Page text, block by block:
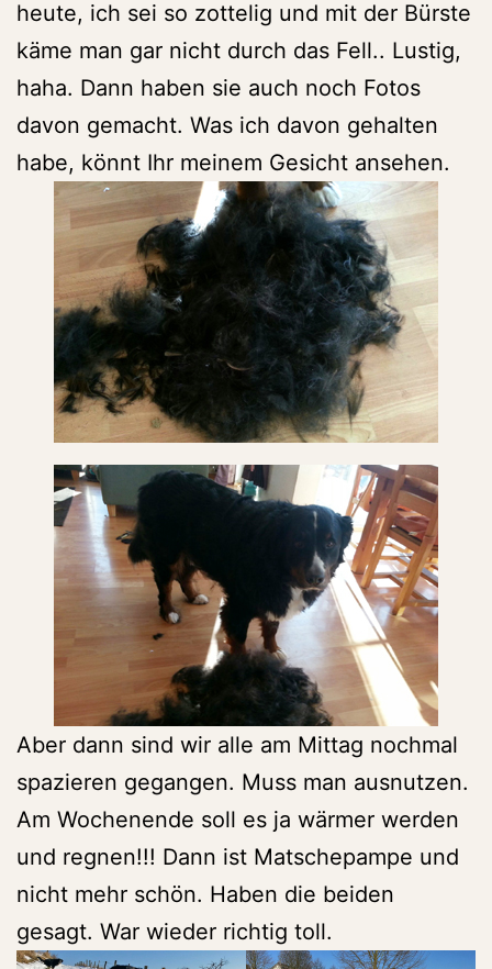
heute, ich sei so zottelig und mit der Bürste
käme man gar nicht durch das Fell.. Lustig,
haha. Dann haben sie auch noch Fotos
davon gemacht. Was ich davon gehalten
habe, könnt Ihr meinem Gesicht ansehen.
Aber dann sind wir alle am Mittag nochmal
spazieren gegangen. Muss man ausnutzen.
Am Wochenende soll es ja wärmer werden
und regnen!!! Dann ist Matschepampe und
nicht mehr schön. Haben die beiden
gesagt. War wieder richtig toll.